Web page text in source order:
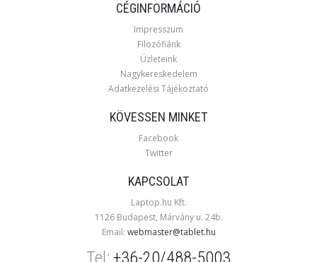
CÉGINFORMÁCIÓ
Impresszum
Filozófiánk
Üzleteink
Nagykereskedelem
Adatkezelési Tájékoztató
KÖVESSEN MINKET
Facebook
Twitter
KAPCSOLAT
Laptop.hu Kft.
1126 Budapest, Márvány u. 24b.
Email: webmaster@tablet.hu
Tel: +36-20/488-5003